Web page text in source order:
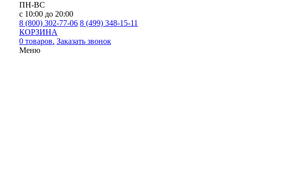
ПН-ВС
с 10:00 до 20:00
8 (800) 302-77-06 8 (499) 348-15-11
КОРЗИНА
0 товаров. Заказать звонок
Меню